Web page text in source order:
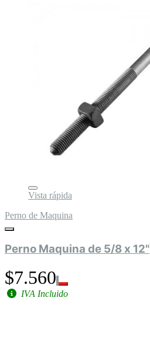
Vista rápida
Perno de Maquina
Perno Maquina de 5/8 x 12"
$7.560
IVA Incluido